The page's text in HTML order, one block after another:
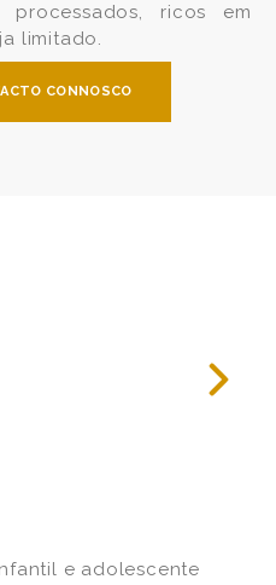
ricos em
limitado.
CONNOSCO
e adolescente